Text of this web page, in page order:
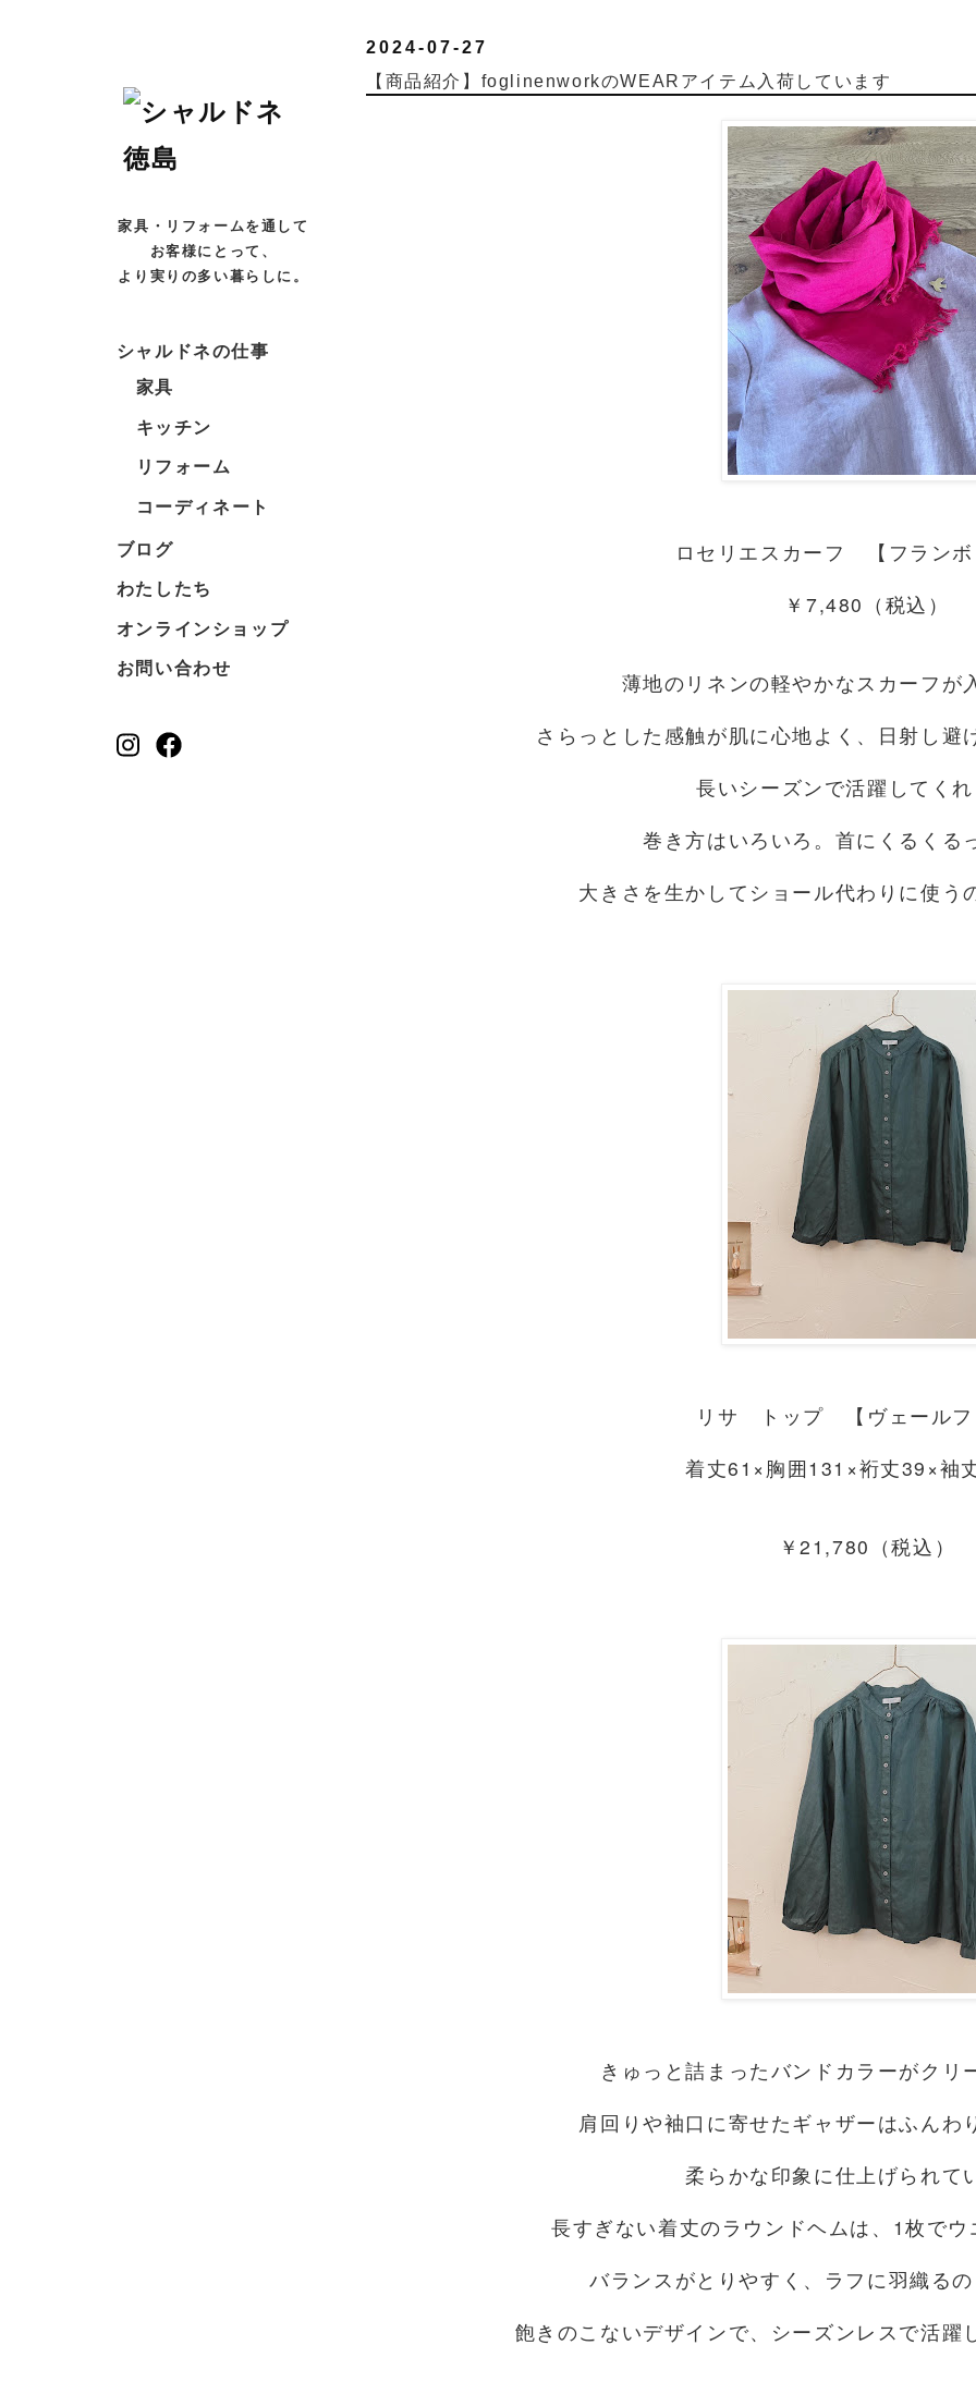
家具・リフォームを通して
お客様にとって、
より実りの多い暮らしに。
シャルドネの仕事
家具
キッチン
リフォーム
コーディネート
ブログ
わたしたち
オンラインショップ
お問い合わせ
2024-07-27
【商品紹介】foglinenworkのWEARアイテム入荷しています
ロセリエスカーフ 【フラン
￥7,480（税込）
薄地のリネンの軽やかなスカーフが
さらっとした感触が肌に心地よく、日射し避
長いシーズンで活躍してく
巻き方はいろいろ。首にくるくる
大きさを生かしてショール代わりに使う
リサ トップ 【ヴェールフ
着丈61×胸囲131×裄丈39×袖
￥21,780（税込）
きゅっと詰まったバンドカラーがクリ
肩回りや袖口に寄せたギャザーはふんわ
柔らかな印象に仕上げられて
長すぎない着丈のラウンドヘムは、1枚で
バランスがとりやすく、ラフに羽織る
飽きのこないデザインで、シーズンレスで活躍